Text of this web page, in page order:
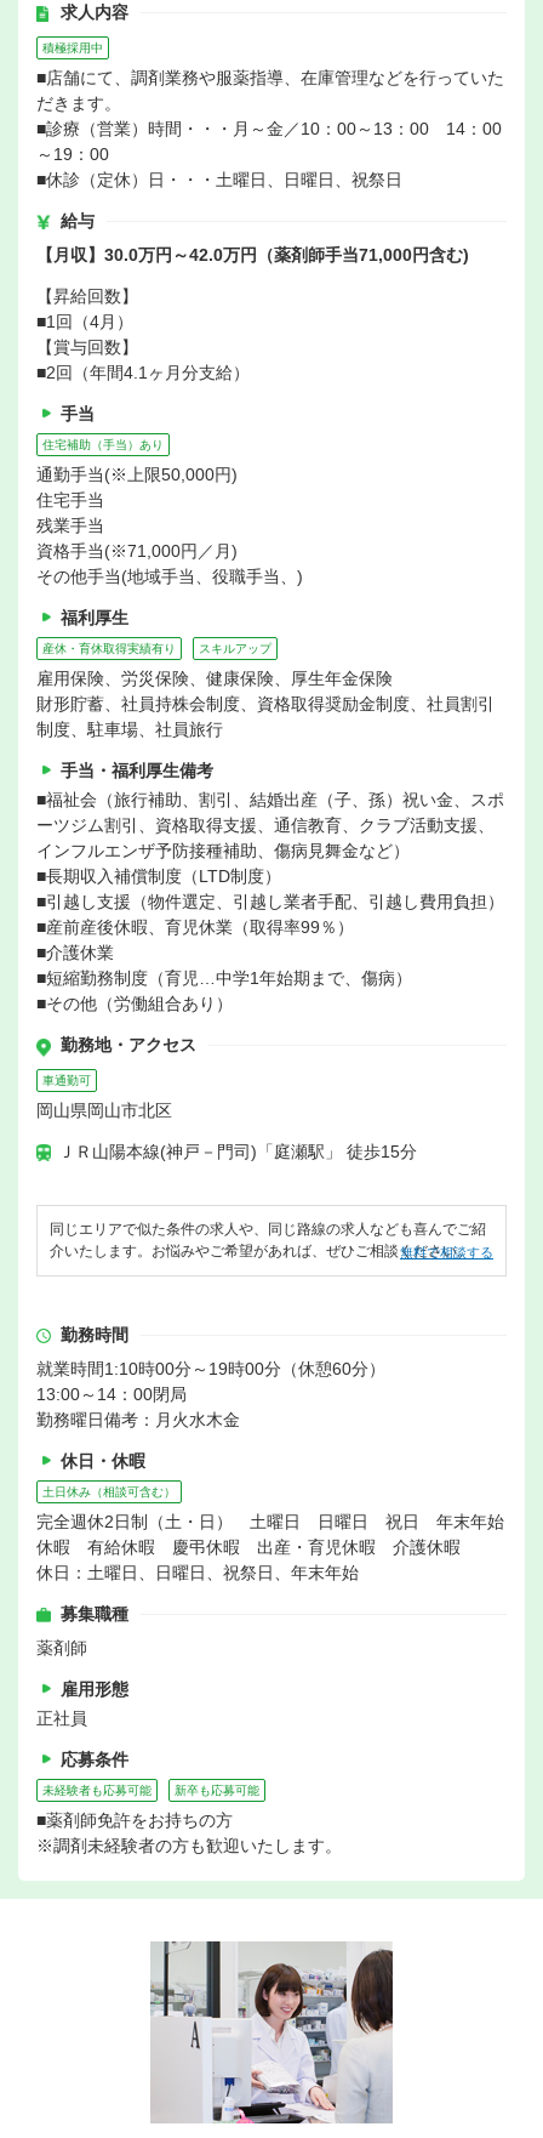
求人内容
積極採用中
■店舗にて、調剤業務や服薬指導、在庫管理などを行っていた
だきます。
■診療（営業）時間・・・月～金／10：00～13：00 14：00
～19：00
■休診（定休）日・・・土曜日、日曜日、祝祭日
給与
【月収】30.0万円～42.0万円（薬剤師手当71,000円含む)
【昇給回数】
■1回（4月）
【賞与回数】
■2回（年間4.1ヶ月分支給）
手当
住宅補助（手当）あり
通勤手当(※上限50,000円)
住宅手当
残業手当
資格手当(※71,000円／月)
その他手当(地域手当、役職手当、)
福利厚生
産休・育休取得実績有り スキルアップ
雇用保険、労災保険、健康保険、厚生年金保険
財形貯蓄、社員持株会制度、資格取得奨励金制度、社員割引
制度、駐車場、社員旅行
手当・福利厚生備考
■福祉会（旅行補助、割引、結婚出産（子、孫）祝い金、スポ
ーツジム割引、資格取得支援、通信教育、クラブ活動支援、
インフルエンザ予防接種補助、傷病見舞金など）
■長期収入補償制度（LTD制度）
■引越し支援（物件選定、引越し業者手配、引越し費用負担）
■産前産後休暇、育児休業（取得率99％）
■介護休業
■短縮勤務制度（育児…中学1年始期まで、傷病）
■その他（労働組合あり）
勤務地・アクセス
車通勤可
岡山県岡山市北区
ＪＲ山陽本線(神戸－門司)「庭瀬駅」 徒歩15分
同じエリアで似た条件の求人や、同じ路線の求人なども喜んでご紹
介いたします。お悩みやご希望があれば、ぜひご相談ください。
無料で相談する
勤務時間
就業時間1:10時00分～19時00分（休憩60分）
13:00～14：00閉局
勤務曜日備考：月火水木金
休日・休暇
土日休み（相談可含む）
完全週休2日制（土・日） 土曜日 日曜日 祝日 年末年始
休暇 有給休暇 慶弔休暇 出産・育児休暇 介護休暇
休日：土曜日、日曜日、祝祭日、年末年始
募集職種
薬剤師
雇用形態
正社員
応募条件
未経験者も応募可能 新卒も応募可能
■薬剤師免許をお持ちの方
※調剤未経験者の方も歓迎いたします。